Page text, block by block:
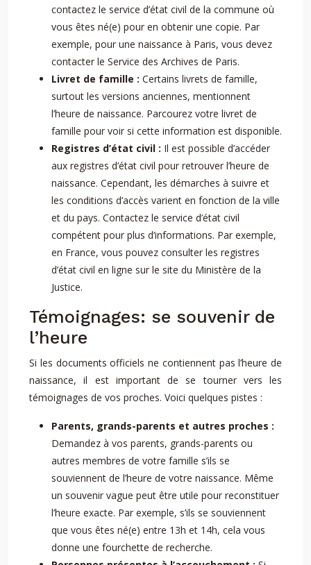
contactez le service d’état civil de la commune où
vous êtes né(e) pour en obtenir une copie. Par
exemple, pour une naissance à Paris, vous devez
contacter le Service des Archives de Paris.
Livret de famille : Certains livrets de famille,
surtout les versions anciennes, mentionnent
l’heure de naissance. Parcourez votre livret de
famille pour voir si cette information est disponible.
Registres d’état civil : Il est possible d’accéder
aux registres d’état civil pour retrouver l’heure de
naissance. Cependant, les démarches à suivre et
les conditions d’accès varient en fonction de la ville
et du pays. Contactez le service d’état civil
compétent pour plus d’informations. Par exemple,
en France, vous pouvez consulter les registres
d’état civil en ligne sur le site du Ministère de la
Justice.
Témoignages: se souvenir de
l’heure
Si les documents officiels ne contiennent pas l’heure de
naissance, il est important de se tourner vers les
témoignages de vos proches. Voici quelques pistes :
Parents, grands-parents et autres proches :
Demandez à vos parents, grands-parents ou
autres membres de votre famille s’ils se
souviennent de l’heure de votre naissance. Même
un souvenir vague peut être utile pour reconstituer
l’heure exacte. Par exemple, s’ils se souviennent
que vous êtes né(e) entre 13h et 14h, cela vous
donne une fourchette de recherche.